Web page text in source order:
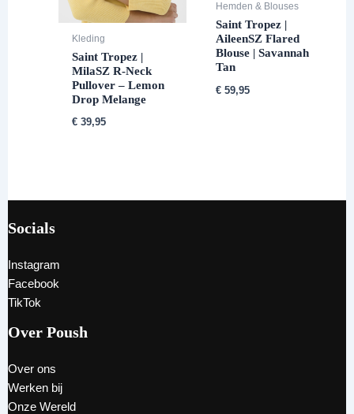
Kleding
Saint Tropez |
MilaSZ R-Neck
Pullover – Lemon
Drop Melange
€ 39,95
Hemden & Blouses
Saint Tropez |
AileenSZ Flared
Blouse | Savannah
Tan
€ 59,95
Socials
Instagram
Facebook
TikTok
Over Poush
Over ons
Werken bij
Onze Wereld